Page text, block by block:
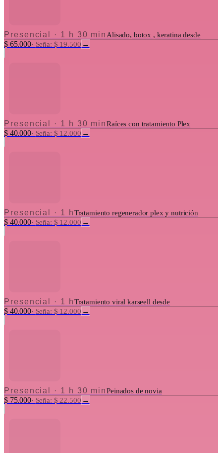
Presencial · 1 h 30 minAlisado, botox , keratina desde
$ 65.000· Seña: $ 19.500 →
Presencial · 1 h 30 minRaíces con tratamiento Plex
$ 40.000· Seña: $ 12.000 →
Presencial · 1 hTratamiento regenerador plex y nutrición
$ 40.000· Seña: $ 12.000 →
Presencial · 1 hTratamiento viral karseell desde
$ 40.000· Seña: $ 12.000 →
Presencial · 1 h 30 minPeinados de novia
$ 75.000· Seña: $ 22.500 →